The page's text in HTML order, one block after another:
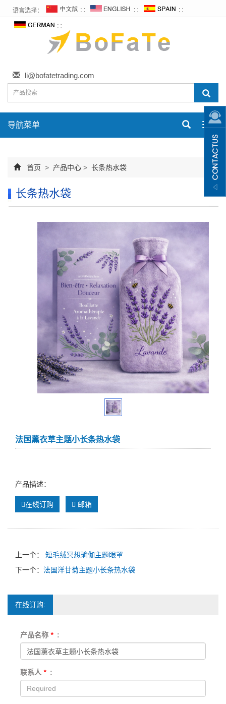
语言选择： ∷ ∷ ∷
∷
li@bofatetrading.com
导航菜单
首页 > 产品中心 > 长条热水袋
长条热水袋
法国薰衣草主题小长条热水袋
产品描述：
在线订购 邮箱
上一个：
短毛绒冥想瑜伽主题眼罩
下一个： 法国洋甘菊主题小长条热水袋
在线订购:
产品名称 * :
联系人 * :